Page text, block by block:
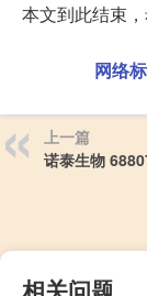
本文到此结束，
网络
上一篇
诺泰生物